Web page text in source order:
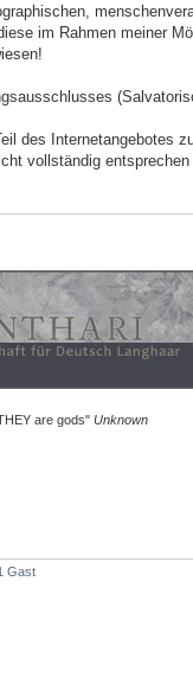
im Rahmen meiner
des Internetangebotes
vollständig
are gods" Unknown
Gast